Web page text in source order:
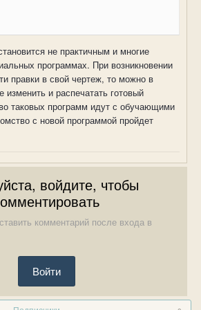
не практичным и многие
программах. При возникновении
правки в свой чертеж, то можно в
изменить и распечатать готовый
таковых программ идут с обучающими
с новой программой пройдет
войдите, чтобы
комментарий после входа в
Войти